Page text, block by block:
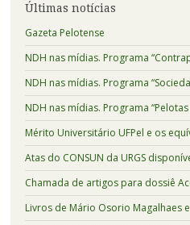
Últimas notícias
Gazeta Pelotense
NDH nas mídias. Programa
NDH nas mídias. Programa
NDH nas mídias. Programa
Mérito Universitário UFPel e os
Atas do CONSUN da URGS
Chamada de artigos para dossiê
Livros de Mário Osorio Magalhaes